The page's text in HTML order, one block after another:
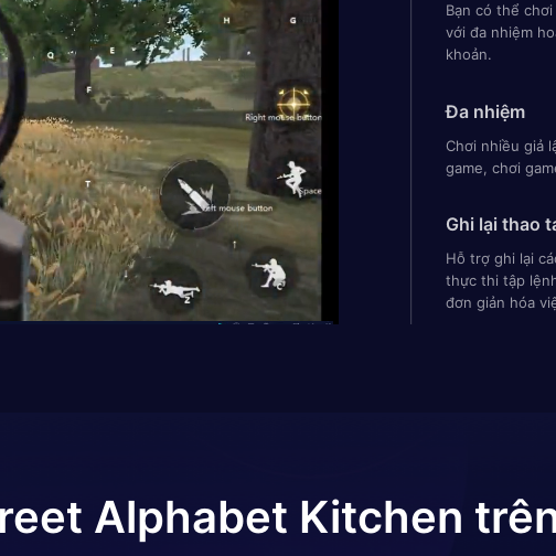
Bạn có thể
với đa nhiệm
khoản.
Đa nhiệm
Chơi nhiều giả
game, chơi
Ghi lại thao
Hỗ trợ ghi lại
thực thi tập
đơn giản hóa
Alphabet Kitchen